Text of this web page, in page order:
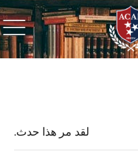
لقد مر هذا حدث.